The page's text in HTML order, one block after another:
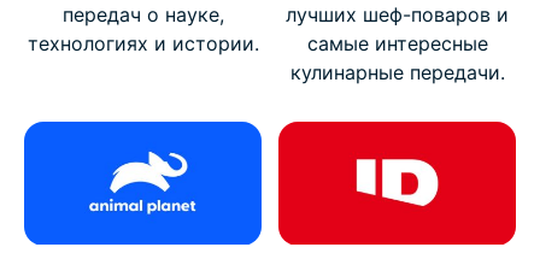
передач о науке,
технологиях и истории.
лучших шеф-поваров и
самые интересные
кулинарные передачи.